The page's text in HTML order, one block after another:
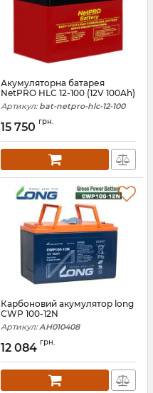
Акумуляторна батарея
NetPRO HLC 12-100 (12V 100Ah)
Артикул: bat-netpro-hlc-12-100
15 750 грн.
Карбоновий акумулятор long
CWP 100-12N
Артикул: АН010408
12 084 грн.